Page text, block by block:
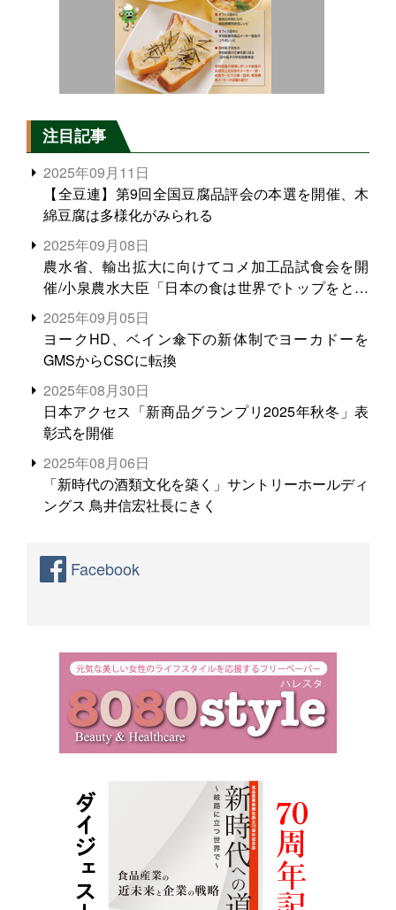
注目記事
2025年09月11日
【全豆連】第9回全国豆腐品評会の本選を開催、木
綿豆腐は多様化がみられる
2025年09月08日
農水省、輸出拡大に向けてコメ加工品試食会を開
催/小泉農水大臣「日本の食は世界でトップをとれ
る。米増産に向けて、米輸出需要の拡大を」
2025年09月05日
ヨークHD、ベイン傘下の新体制でヨーカドーを
GMSからCSCに転換
2025年08月30日
日本アクセス「新商品グランプリ2025年秋冬」表
彰式を開催
2025年08月06日
「新時代の酒類文化を築く」サントリーホールディ
ングス 鳥井信宏社長にきく
Facebook